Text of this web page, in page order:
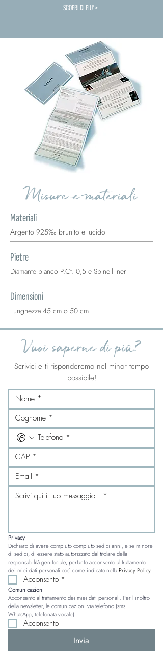
SCOPRI DI PIU' >
Misure e materiali
Materiali
Argento 925‰ brunito e lucido
Pietre
Diamante bianco P.Ct. 0,5 e Spinelli neri
Dimensioni
Lunghezza 45 cm o 50 cm
Vuoi saperne di più?
Scrivici e ti risponderemo nel minor tempo
possibile!
Privacy
Dichiaro di avere compiuto compiuto sedici anni, e se minore
di sedici, di essere stato autorizzato dal titolare della
responsabilità genitoriale, pertanto acconsento al trattamento
dei miei dati personali così come indicato nella Privacy Policy.
Acconsento *
Comunicazioni
Acconsento al trattamento dei miei dati personali. Per l’inoltro
della newsletter, le comunicazioni via telefono (sms,
WhatsApp, telefonata vocale)
Acconsento
Invia